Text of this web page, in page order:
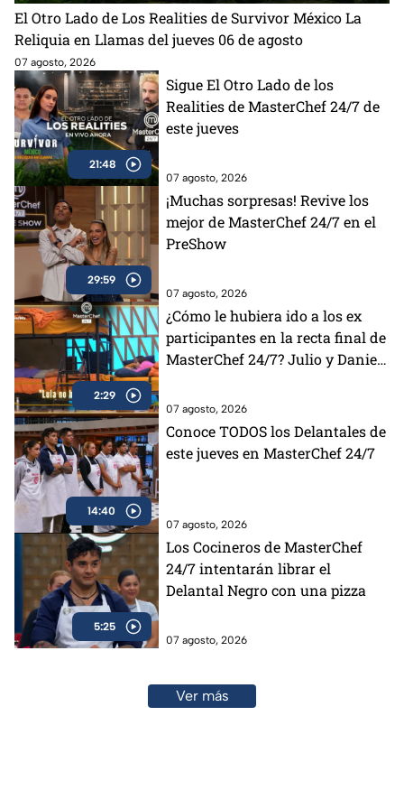
El Otro Lado de Los Realities de Survivor México La
Reliquia en Llamas del jueves 06 de agosto
07 agosto, 2026
21:48
Sigue El Otro Lado de los
Realities de MasterChef 24/7 de
este jueves
07 agosto, 2026
29:59
¡Muchas sorpresas! Revive los
mejor de MasterChef 24/7 en el
PreShow
07 agosto, 2026
2:29
¿Cómo le hubiera ido a los ex
participantes en la recta final de
MasterChef 24/7? Julio y Daniela
07 agosto, 2026
14:40
Conoce TODOS los Delantales de
este jueves en MasterChef 24/7
07 agosto, 2026
5:25
Los Cocineros de MasterChef
24/7 intentarán librar el
Delantal Negro con una pizza
07 agosto, 2026
Ver más